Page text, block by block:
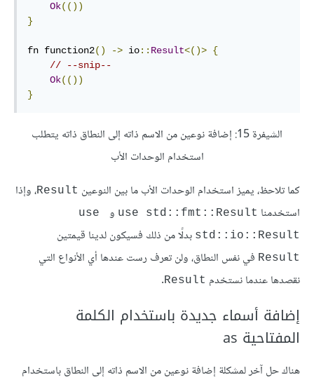
Ok(())
}
fn function2() -> io:: Result<()> {
// --snip--
Ok(())
}
الشيفرة 15: إضافة نوعين من الاسم ذاته إلى النطاق ذاته يتطلب
استخدام الوحدات الأب
كما تلاحظ، يميز استخدام الوحدات الأب ما بين النوعين Result، وإذا
استخدمنا use std::fmt::Result و
use
std::io::Result بدلًا من ذلك فسيكون لدينا قيمتين
Result في نفس النطاق، ولن تعرف رست عندها أي الأنواع التي
نقصدها عندما نستخدم Result
.
إضافة أسماء جديدة باستخدام الكلمة
المفتاحية as
هناك حل آخر لمشكلة إضافة نوعين من الاسم ذاته إلى النطاق باستخدام